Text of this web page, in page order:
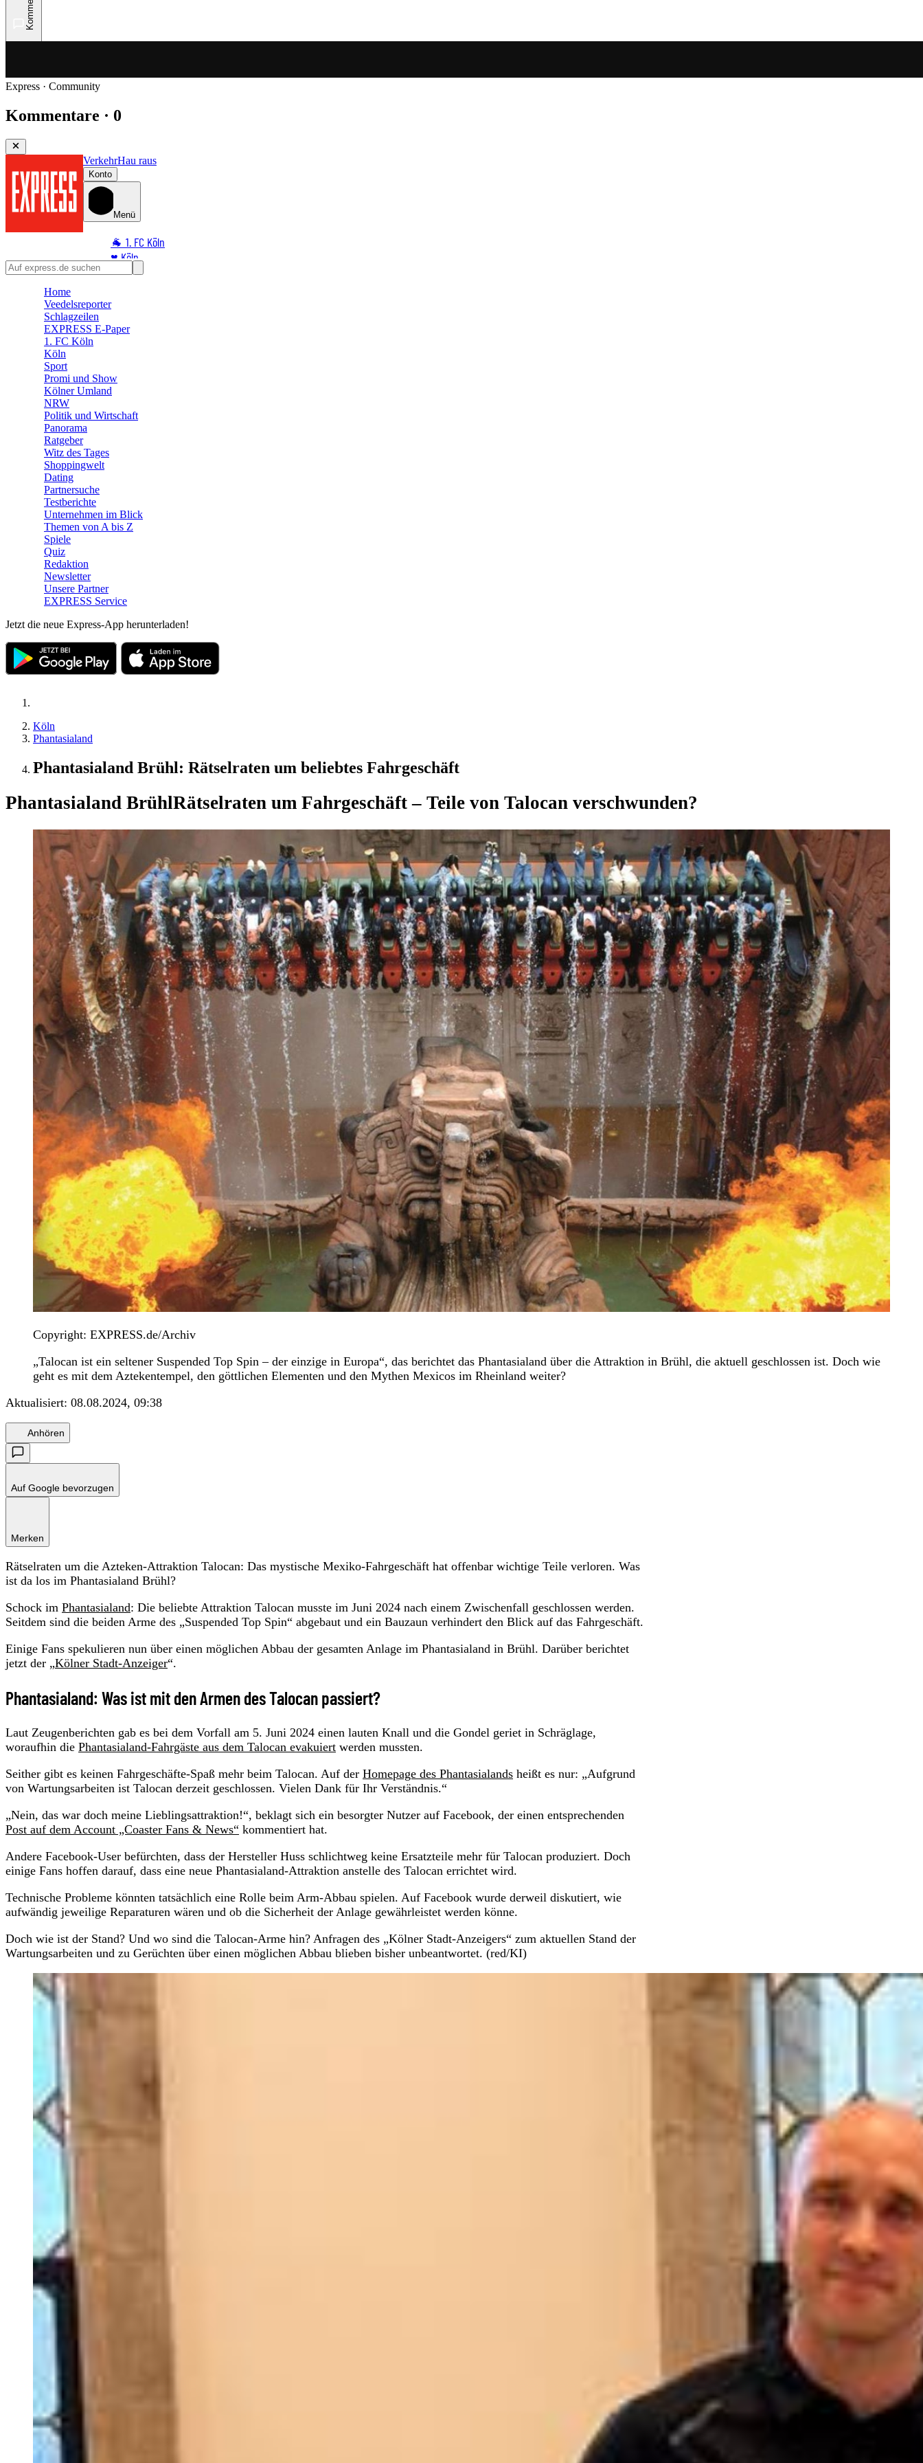
Express · Community
Kommentare · 0
VerkehrHau raus
Konto
Menü
🐐 1. FC Köln
♥️ Köln
⭐ Promi
🛒 Shoppingwelt
🧩 Spiele
Home
Veedelsreporter
Schlagzeilen
EXPRESS E-Paper
1. FC Köln
Köln
Sport
Promi und Show
Kölner Umland
NRW
Politik und Wirtschaft
Panorama
Ratgeber
Witz des Tages
Shoppingwelt
Dating
Partnersuche
Testberichte
Unternehmen im Blick
Themen von A bis Z
Spiele
Quiz
Redaktion
Newsletter
Unsere Partner
EXPRESS Service
Jetzt die neue Express-App herunterladen!
Köln
Phantasialand
Phantasialand Brühl: Rätselraten um beliebtes Fahrgeschäft
Phantasialand BrühlRätselraten um Fahrgeschäft – Teile von Talocan verschwunden?
Copyright: EXPRESS.de/Archiv
„Talocan ist ein seltener Suspended Top Spin – der einzige in Europa“, das berichtet das Phantasialand über die Attraktion in Brühl, die aktuell geschlossen ist. Doch wie
geht es mit dem Aztekentempel, den göttlichen Elementen und den Mythen Mexicos im Rheinland weiter?
Aktualisiert: 08.08.2024, 09:38
Anhören
Auf Google bevorzugen
Merken
Rätselraten um die Azteken-Attraktion Talocan: Das mystische Mexiko-Fahrgeschäft hat offenbar wichtige Teile verloren. Was
ist da los im Phantasialand Brühl?
Schock im Phantasialand: Die beliebte Attraktion Talocan musste im Juni 2024 nach einem Zwischenfall geschlossen werden.
Seitdem sind die beiden Arme des „Suspended Top Spin“ abgebaut und ein Bauzaun verhindert den Blick auf das Fahrgeschäft.
Einige Fans spekulieren nun über einen möglichen Abbau der gesamten Anlage im Phantasialand in Brühl. Darüber berichtet
jetzt der „Kölner Stadt-Anzeiger“.
Phantasialand: Was ist mit den Armen des Talocan passiert?
Laut Zeugenberichten gab es bei dem Vorfall am 5. Juni 2024 einen lauten Knall und die Gondel geriet in Schräglage,
woraufhin die Phantasialand-Fahrgäste aus dem Talocan evakuiert werden mussten.
Seither gibt es keinen Fahrgeschäfte-Spaß mehr beim Talocan. Auf der Homepage des Phantasialands heißt es nur: „Aufgrund
von Wartungsarbeiten ist Talocan derzeit geschlossen. Vielen Dank für Ihr Verständnis.“
„Nein, das war doch meine Lieblingsattraktion!“, beklagt sich ein besorgter Nutzer auf Facebook, der einen entsprechenden
Post auf dem Account „Coaster Fans & News“ kommentiert hat.
Andere Facebook-User befürchten, dass der Hersteller Huss schlichtweg keine Ersatzteile mehr für Talocan produziert. Doch
einige Fans hoffen darauf, dass eine neue Phantasialand-Attraktion anstelle des Talocan errichtet wird.
Technische Probleme könnten tatsächlich eine Rolle beim Arm-Abbau spielen. Auf Facebook wurde derweil diskutiert, wie
aufwändig jeweilige Reparaturen wären und ob die Sicherheit der Anlage gewährleistet werden könne.
Doch wie ist der Stand? Und wo sind die Talocan-Arme hin? Anfragen des „Kölner Stadt-Anzeigers“ zum aktuellen Stand der
Wartungsarbeiten und zu Gerüchten über einen möglichen Abbau blieben bisher unbeantwortet. (red/KI)